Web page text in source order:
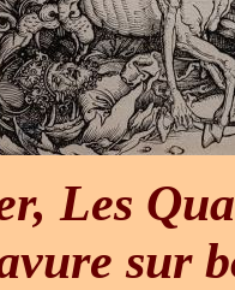
Les
sur